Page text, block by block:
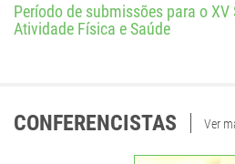
Período de submissões para o
Atividade Física e Saúde
CONFERENCISTAS Ver